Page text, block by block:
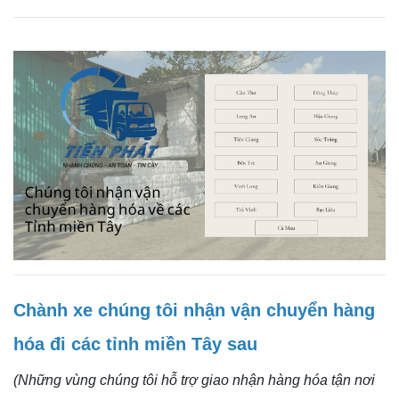
Chành xe chúng tôi nhận vận chuyển hàng
hóa đi các tỉnh miền Tây sau
(Những vùng chúng tôi hỗ trợ giao nhận hàng hóa tận nơi